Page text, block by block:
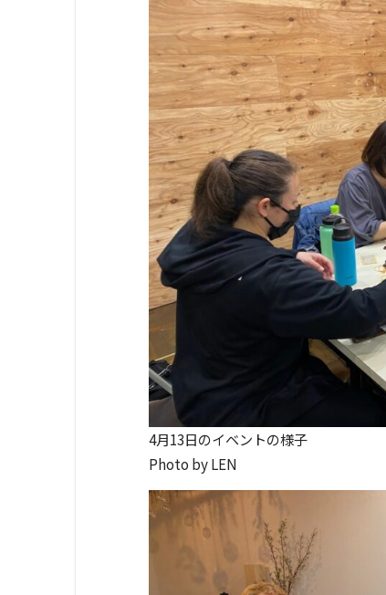
4月13日のイベントの様子
Photo by LEN